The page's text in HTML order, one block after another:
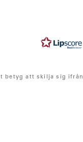
betyg att skilja sig ifrån